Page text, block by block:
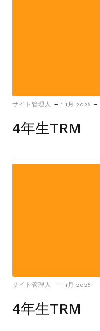
サイト管理人 - 1 1月 2026 -
4年生TRM
サイト管理人 - 1 1月 2026 -
4年生TRM